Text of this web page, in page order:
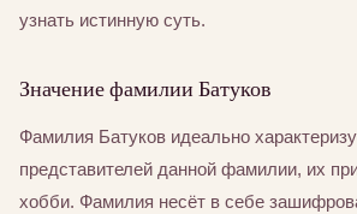
узнать истинную суть.
Значение фамилии Батуков
Фамилия Батуков идеально
представителей данной фамилии, их
хобби. Фамилия несёт в себе